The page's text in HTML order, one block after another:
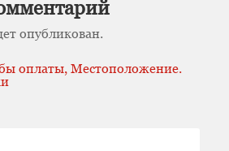
опубликован.
оплаты, Местоположение.